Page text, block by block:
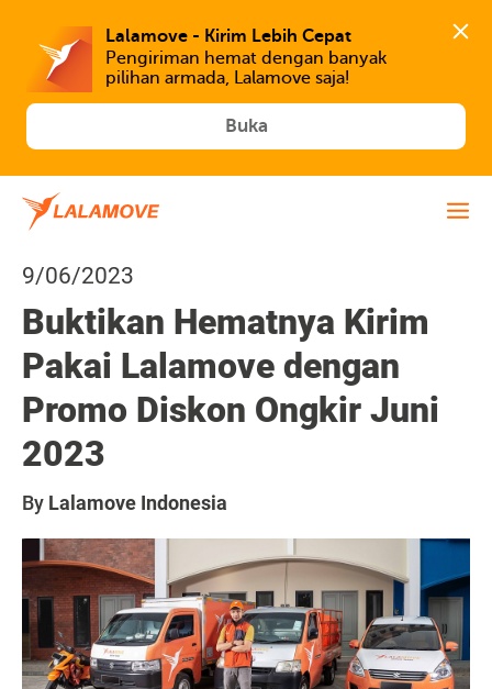
Lalamove - Kirim Lebih Cepat
Pengiriman hemat dengan banyak
Buka
9/06/2023
Buktikan Hematnya Kirim
Pakai Lalamove dengan
Promo Diskon Ongkir Juni
2023
By Lalamove Indonesia